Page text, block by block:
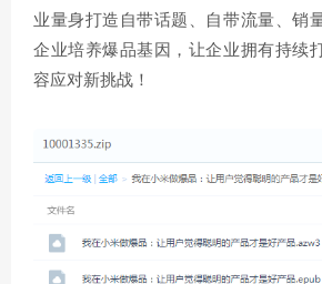
业量身打造自带话题、自带流量、销
企业培养爆品基因，让企业拥有持续
容应对新挑战！